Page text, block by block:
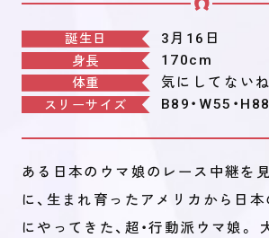
誕生日 3月16日
身長 170cm
体重 気にしてないね
スリーサイズ B89・W55・H88
ある日本のウマ娘のレース中継を
に、生まれ育ったアメリカから日
にやってきた、超・行動派ウマ娘。